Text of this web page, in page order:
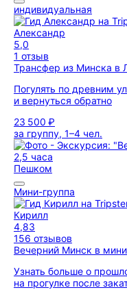
индивидуальная
Александр
5,0
1 отзыв
Трансфер из Минска в
Погулять по древним
и вернуться обратно
23 500 ₽
за группу, 1–4 чел.
2,5 часа
Пешком
Мини-группа
Кирилл
4,83
156 отзывов
Вечерний Минск в
Узнать больше о
на прогулке после